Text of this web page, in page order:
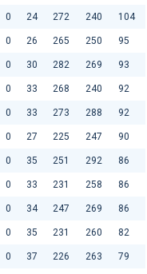
0 24 272 240 104
0 26 265 250 95
0 30 282 269 93
0 33 268 240 92
0 33 273 288 92
0 27 225 247 90
0 35 251 292 86
0 33 231 258 86
0 34 247 269 86
0 35 231 260 82
0 37 226 263 79